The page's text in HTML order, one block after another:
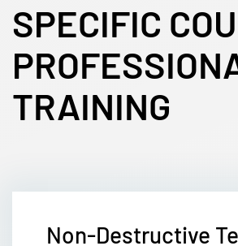
SPECIFIC
TRAINING
Non-Destructive